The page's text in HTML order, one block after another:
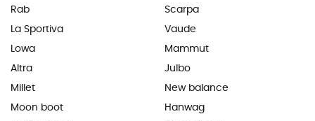
Rab
La Sportiva
Lowa
Altra
Millet
Moon boot
Scarpa
Vaude
Mammut
Julbo
New balance
Hanwag